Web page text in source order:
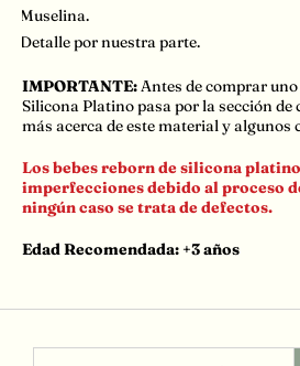
Muselina.
Detalle por nuestra parte.
IMPORTANTE:Antes de comprar
Silicona Platino pasa por la sección de
más acerca de este material y algunos
Los bebes reborn de silicona
imperfecciones debido al proceso
ningún caso se trata de defectos.
Edad Recomendada: +3 años